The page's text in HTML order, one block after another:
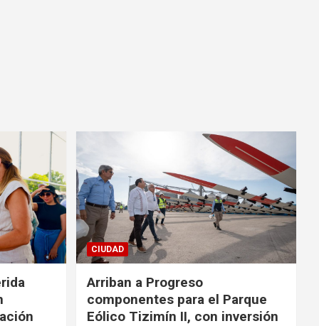
CIUDAD
Arriban a Progreso
componentes para el Parque
Eólico Tizimín II, con inversión